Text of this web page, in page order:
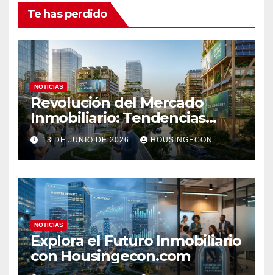
Te has perdido
NOTICIAS
Revolución del Mercado
Inmobiliario: Tendencias
Clave 2023
13 DE JUNIO DE 2026 HOUSINGECON
NOTICIAS
Explora el Futuro Inmobiliario
con Housingecon.com